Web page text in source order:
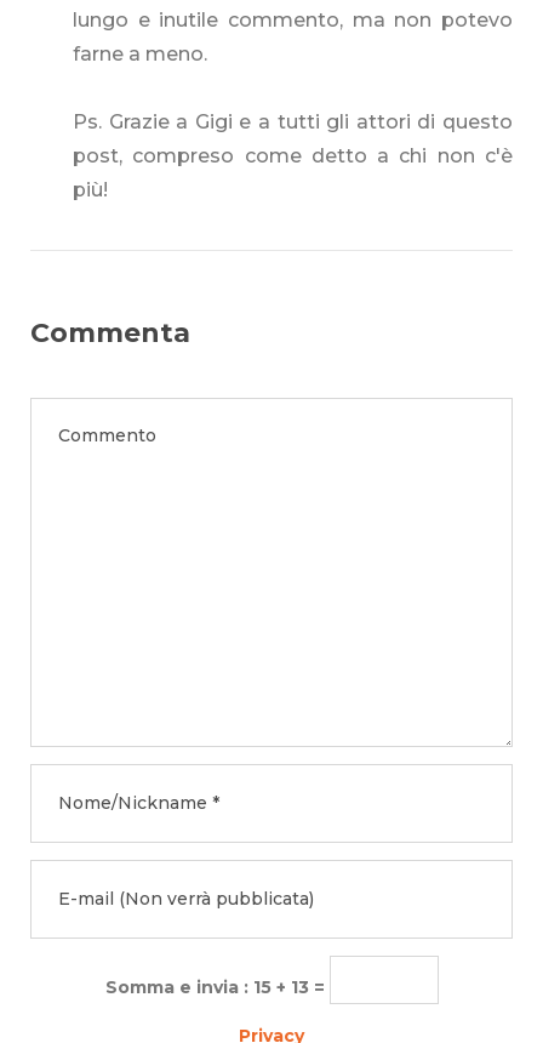
lungo e inutile commento, ma non potevo
farne a meno.
Ps. Grazie a Gigi e a tutti gli attori di questo
post, compreso come detto a chi non c'è
più!
Commenta
Somma e invia : 15 + 13 =
Privacy